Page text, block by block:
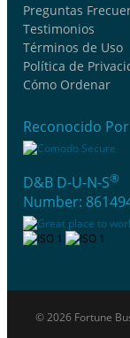
Preguntas
Testimonios
Términos de Uso
Política de
Cómo Ordenar
Reconocido Por
D&B D-U-N-S®
Number:
© 2026 Fortune